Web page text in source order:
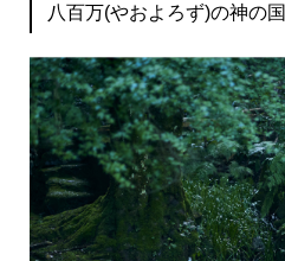
八百万(やおよろず)の神の国